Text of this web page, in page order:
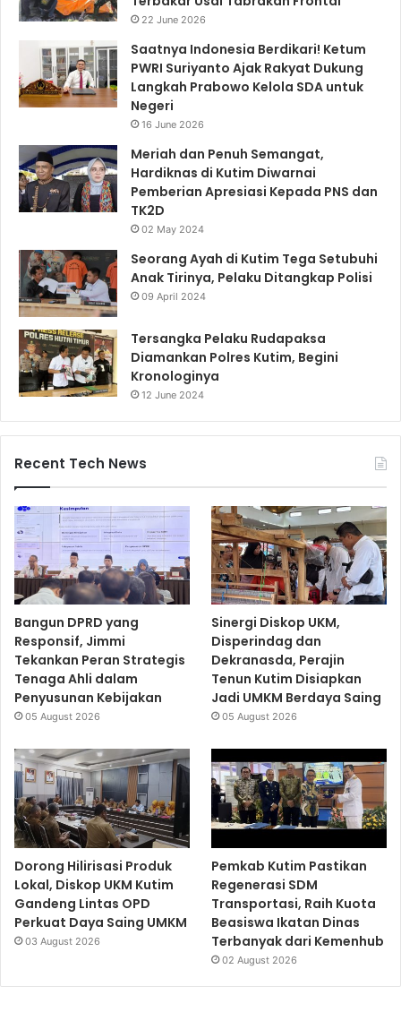
22 June 2026
Saatnya Indonesia Berdikari! Ketum
PWRI Suriyanto Ajak Rakyat Dukung
Langkah Prabowo Kelola SDA untuk
Negeri
16 June 2026
Meriah dan Penuh Semangat,
Hardiknas di Kutim Diwarnai
Pemberian Apresiasi Kepada PNS dan
TK2D
02 May 2024
Seorang Ayah di Kutim Tega Setubuhi
Anak Tirinya, Pelaku Ditangkap Polisi
09 April 2024
Tersangka Pelaku Rudapaksa
Diamankan Polres Kutim, Begini
Kronologinya
12 June 2024
Recent Tech News
Bangun DPRD yang
Responsif, Jimmi
Tekankan Peran Strategis
Tenaga Ahli dalam
Penyusunan Kebijakan
05 August 2026
Sinergi Diskop UKM,
Disperindag dan
Dekranasda, Perajin
Tenun Kutim Disiapkan
Jadi UMKM Berdaya Saing
05 August 2026
Dorong Hilirisasi Produk
Lokal, Diskop UKM Kutim
Gandeng Lintas OPD
Perkuat Daya Saing UMKM
03 August 2026
Pemkab Kutim Pastikan
Regenerasi SDM
Transportasi, Raih Kuota
Beasiswa Ikatan Dinas
Terbanyak dari Kemenhub
02 August 2026